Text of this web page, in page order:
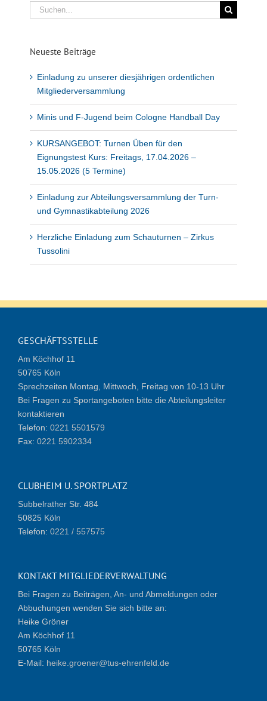
Suche
nach:
Neueste Beiträge
Einladung zu unserer diesjährigen ordentlichen
Mitgliederversammlung
Minis und F-Jugend beim Cologne Handball Day
KURSANGEBOT: Turnen Üben für den
Eignungstest Kurs: Freitags, 17.04.2026 –
15.05.2026 (5 Termine)
Einladung zur Abteilungsversammlung der Turn-
und Gymnastikabteilung 2026
Herzliche Einladung zum Schauturnen – Zirkus
Tussolini
GESCHÄFTSSTELLE
Am Köchhof 11
50765 Köln
Sprechzeiten Montag, Mittwoch, Freitag von 10-13 Uhr
Bei Fragen zu Sportangeboten bitte die Abteilungsleiter
kontaktieren
Telefon: 0221 5501579
Fax: 0221 5902334
CLUBHEIM U. SPORTPLATZ
Subbelrather Str. 484
50825 Köln
Telefon: 0221 / 557575
KONTAKT MITGLIEDERVERWALTUNG
Bei Fragen zu Beiträgen, An- und Abmeldungen oder
Abbuchungen wenden Sie sich bitte an:
Heike Gröner
Am Köchhof 11
50765 Köln
E-Mail: heike.groener@tus-ehrenfeld.de